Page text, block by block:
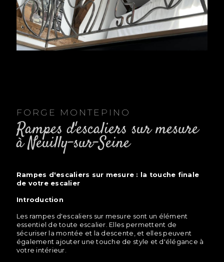
FORGE MONTEPINO
rampes d'escaliers sur mesure
à Neuilly-sur-Seine
rampes d'escaliers sur mesure : la touche finale
de votre escalier
Introduction
Les rampes d'escaliers sur mesure sont un élément
essentiel de toute escalier. Elles permettent de
sécuriser la montée et la descente, et elles peuvent
également ajouter une touche de style et d'élégance à
votre intérieur.